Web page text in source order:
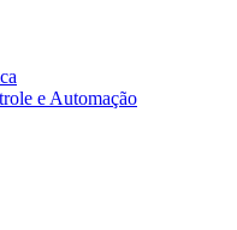
e Automação